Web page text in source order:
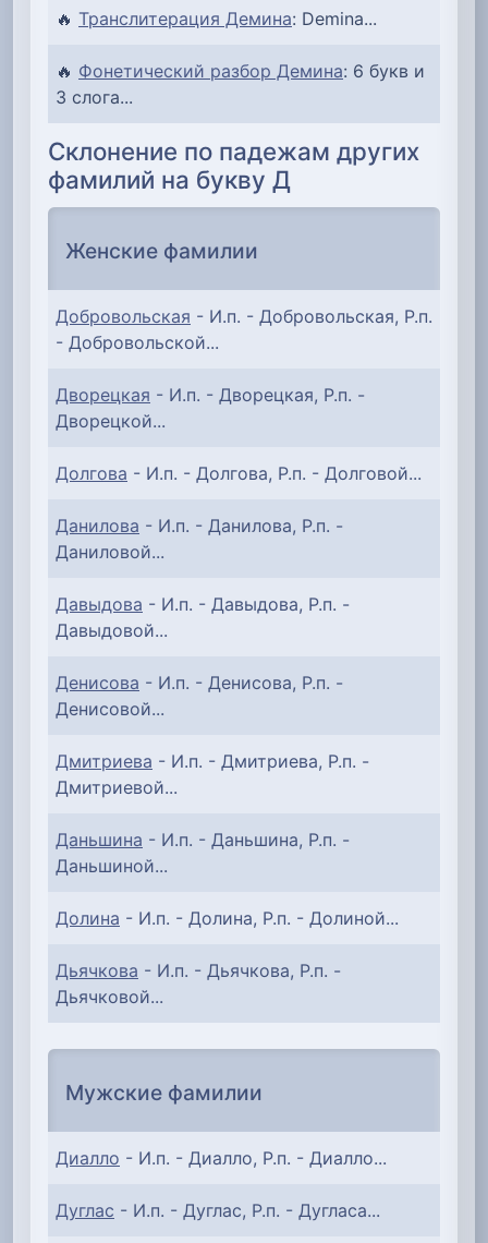
🔥 Транслитерация Демина: Demina...
🔥 Фонетический разбор Демина: 6 букв и
3 слога...
Склонение по падежам других
фамилий на букву Д
Женские фамилии
Добровольская - И.п. - Добровольская, Р.п.
- Добровольской...
Дворецкая - И.п. - Дворецкая, Р.п. -
Дворецкой...
Долгова - И.п. - Долгова, Р.п. - Долговой...
Данилова - И.п. - Данилова, Р.п. -
Даниловой...
Давыдова - И.п. - Давыдова, Р.п. -
Давыдовой...
Денисова - И.п. - Денисова, Р.п. -
Денисовой...
Дмитриева - И.п. - Дмитриева, Р.п. -
Дмитриевой...
Даньшина - И.п. - Даньшина, Р.п. -
Даньшиной...
Долина - И.п. - Долина, Р.п. - Долиной...
Дьячкова - И.п. - Дьячкова, Р.п. -
Дьячковой...
Мужские фамилии
Диалло - И.п. - Диалло, Р.п. - Диалло...
Дуглас - И.п. - Дуглас, Р.п. - Дугласа...